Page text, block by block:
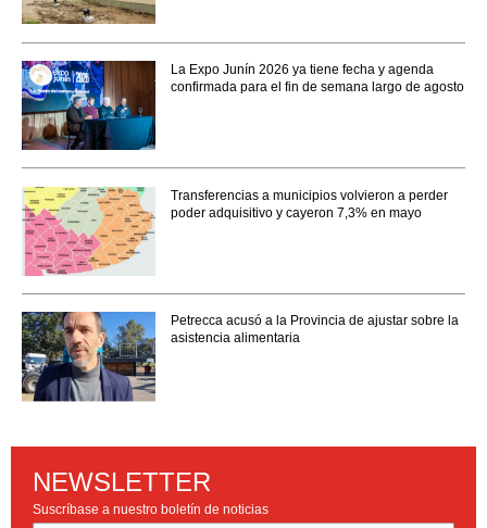
La Expo Junín 2026 ya tiene fecha y agenda
confirmada para el fin de semana largo de agosto
Transferencias a municipios volvieron a perder
poder adquisitivo y cayeron 7,3% en mayo
Petrecca acusó a la Provincia de ajustar sobre la
asistencia alimentaria
NEWSLETTER
Suscríbase a nuestro boletín de noticias